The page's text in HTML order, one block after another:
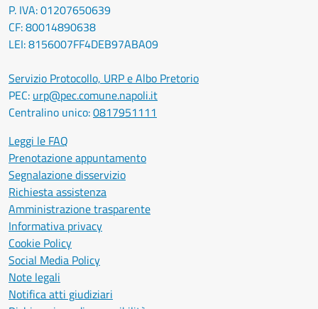
P. IVA: 01207650639
CF: 80014890638
LEI: 8156007FF4DEB97ABA09
Servizio Protocollo, URP e Albo Pretorio
PEC: urp@pec.comune.napoli.it
Centralino unico:0817951111
Leggi le FAQ
Prenotazione appuntamento
Segnalazione disservizio
Richiesta assistenza
Amministrazione trasparente
Informativa privacy
Cookie Policy
Social Media Policy
Note legali
Notifica atti giudiziari